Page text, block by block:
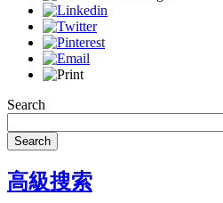
Search
Search
高級搜索